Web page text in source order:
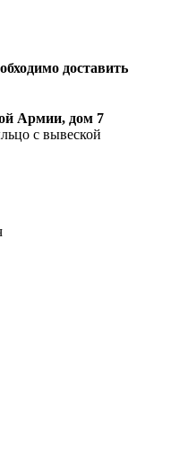
доставить
Армии, дом 7
с вывеской